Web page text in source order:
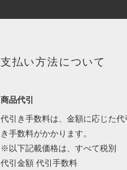
支払い方法について
商品代引
代引き手数料は、金額に応じた代
き手数料がかかります。
※以下記載価格は、すべて税別
代引金額 代引手数料